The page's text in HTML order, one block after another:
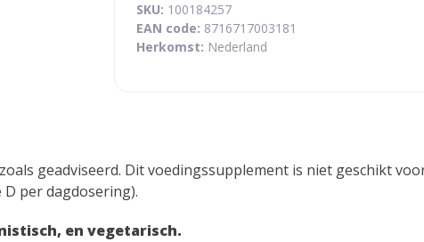
SKU: 100184257
EAN code: 8716717003181
Herkomst: Nederland
geadviseerd. Dit voedingssupplement is niet geschikt
per dagdosering).
en vegetarisch.